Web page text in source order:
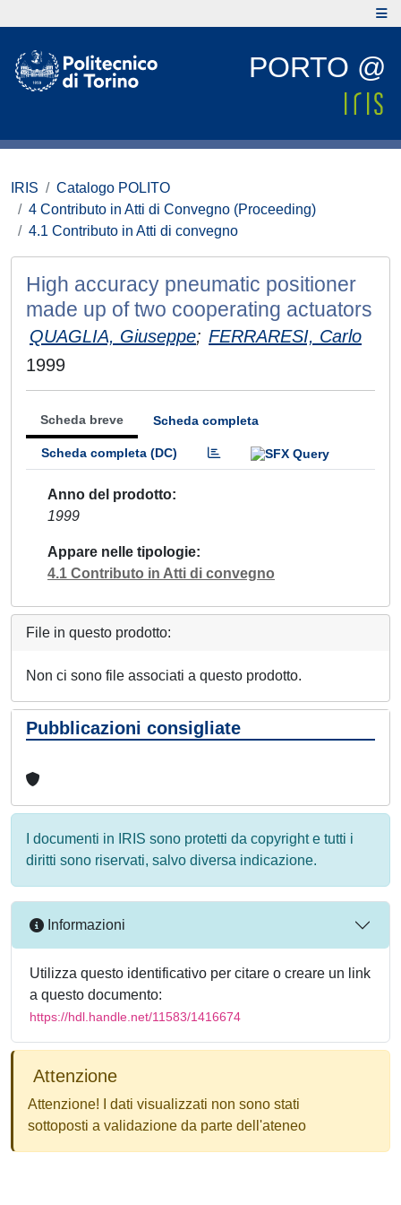
PORTO @
IRIS
Catalogo POLITO
4 Contributo in Atti di Convegno (Proceeding)
4.1 Contributo in Atti di convegno
High accuracy pneumatic positioner
made up of two cooperating actuators
QUAGLIA, Giuseppe; FERRARESI, Carlo
1999
Scheda breve Scheda completa
Scheda completa (DC)
Anno del prodotto
1999
Appare nelle tipologie
4.1 Contributo in Atti di convegno
File in questo prodotto:
Non ci sono file associati a questo prodotto.
Pubblicazioni consigliate
I documenti in IRIS sono protetti da copyright e tutti i
diritti sono riservati, salvo diversa indicazione.
Informazioni
Utilizza questo identificativo per citare o creare un link
a questo documento:
https://hdl.handle.net/11583/1416674
Attenzione
Attenzione! I dati visualizzati non sono stati
sottoposti a validazione da parte dell'ateneo